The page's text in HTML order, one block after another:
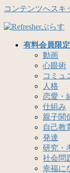
コンテンツへスキ
有料会員限定
動画
心眼術
コミュ
人格
恋愛・
仕組み
親子関
自己教
発達
研究・
社会問
幸福に